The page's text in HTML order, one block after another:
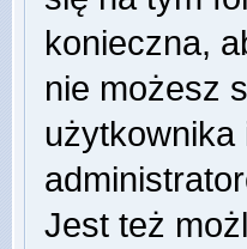
konieczna,
nie możesz
użytkownika
Jest też